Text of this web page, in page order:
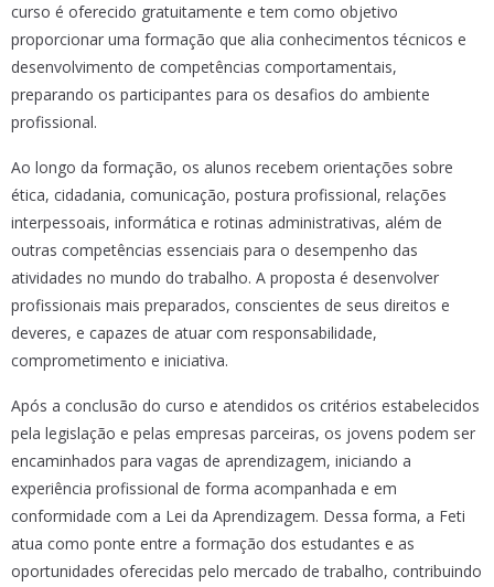
curso é oferecido gratuitamente e tem como objetivo
proporcionar uma formação que alia conhecimentos técnicos e
desenvolvimento de competências comportamentais,
preparando os participantes para os desafios do ambiente
profissional.
Ao longo da formação, os alunos recebem orientações sobre
ética, cidadania, comunicação, postura profissional, relações
interpessoais, informática e rotinas administrativas, além de
outras competências essenciais para o desempenho das
atividades no mundo do trabalho. A proposta é desenvolver
profissionais mais preparados, conscientes de seus direitos e
deveres, e capazes de atuar com responsabilidade,
comprometimento e iniciativa.
Após a conclusão do curso e atendidos os critérios estabelecidos
pela legislação e pelas empresas parceiras, os jovens podem ser
encaminhados para vagas de aprendizagem, iniciando a
experiência profissional de forma acompanhada e em
conformidade com a Lei da Aprendizagem. Dessa forma, a Feti
atua como ponte entre a formação dos estudantes e as
oportunidades oferecidas pelo mercado de trabalho, contribuindo